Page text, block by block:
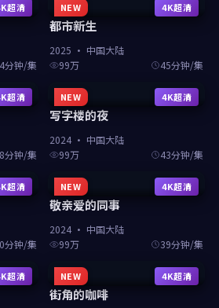
超清
分钟/集
NEW 4K超清
都市新生
2025 · 中国大陆
99万
45分钟/集
超清
分钟/集
NEW 4K超清
写字楼的夜
2024 · 中国大陆
99万
43分钟/集
超清
分钟/集
NEW 4K超清
敬亲爱的同事
2024 · 中国大陆
99万
39分钟/集
超清 NEW 4K超清
街角的咖啡